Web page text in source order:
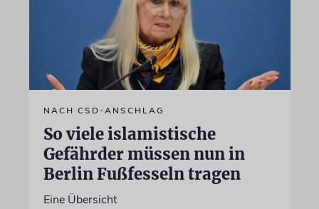
NACH CSD-ANSCHLAG
So viele islamistische
Gefährder müssen nun in
Berlin Fußfesseln tragen
Eine Übersicht